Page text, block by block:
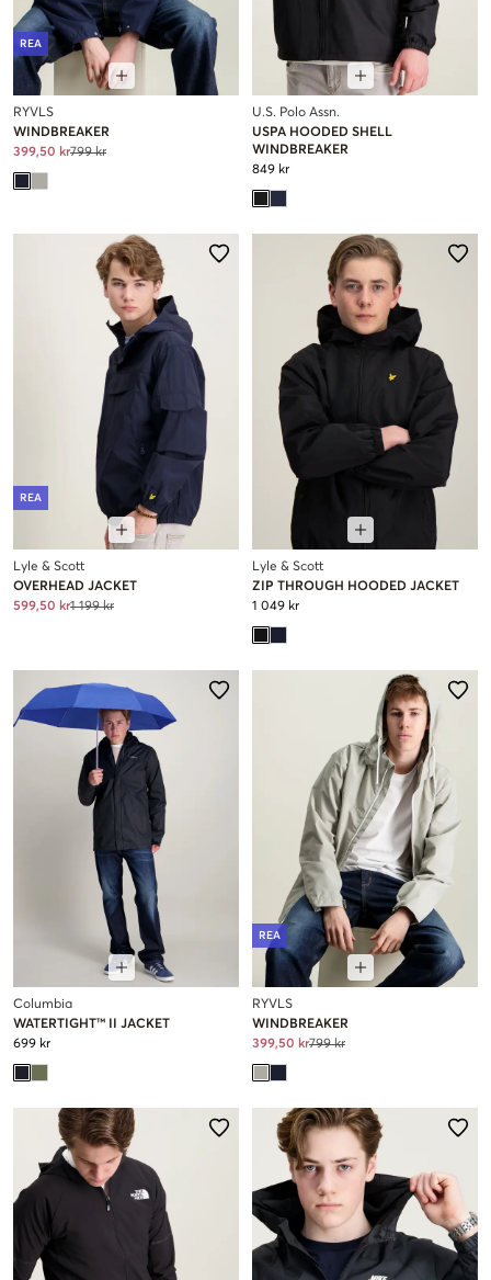
REA
RYVLS
WINDBREAKER
399,50 kr799 kr
U.S. Polo Assn.
USPA HOODED SHELL
WINDBREAKER
849 kr
REA
Lyle & Scott
OVERHEAD JACKET
599,50 kr1 199 kr
Lyle & Scott
ZIP THROUGH HOODED JACKET
1 049 kr
Columbia
WATERTIGHT™ II JACKET
699 kr
REA
RYVLS
WINDBREAKER
399,50 kr799 kr